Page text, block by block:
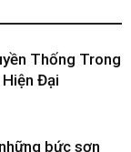
Thống Trong
Đại
bức sơn